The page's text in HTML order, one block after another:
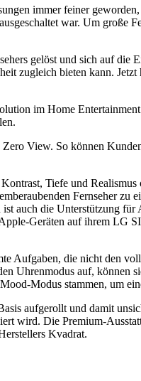
immer feiner
war. Um große
gelöst und sich auf die
zugleich bieten kann.
im Home
View. So können
Tiefe und
Fernseher zu
auch die Unterstützung
Geräten auf ihrem
Aufgaben, die nicht den
Uhrenmodus auf, können
Modus stammen, um
aufgerollt und damit
wird. Die Premium-
Kvadrat.